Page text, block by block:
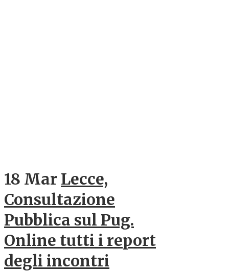
18 Mar Lecce,
Consultazione
Pubblica sul Pug.
Online tutti i report
degli incontri